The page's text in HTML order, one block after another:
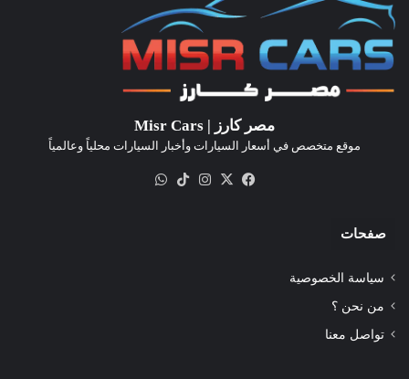
مصر كارز | Misr Cars
موقع متخصص في أسعار السيارات وأخبار السيارات محلياً وعالمياً
فيسبوك
‫X انستقرام‫TikTok
صفحات
سياسة الخصوصية
من نحن ؟
تواصل معنا